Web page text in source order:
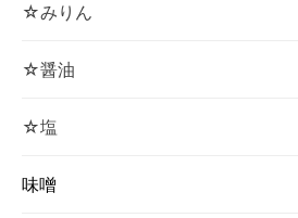
☆みりん
☆醤油
☆塩
味噌